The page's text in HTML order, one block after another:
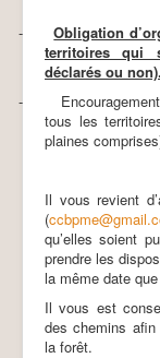
-
Obligation
territoires qui
déclarés ou non).
-
tous les
plaines
Il vous revient
(
qu’elles soient
prendre les
la même date
Il vous est
des chemins
la forêt.